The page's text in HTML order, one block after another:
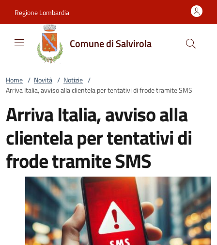
Regione Lombardia
Comune di Salvirola
Home / Novità / Notizie /
Arriva Italia, avviso alla clientela per tentativi di frode tramite SMS
Arriva Italia, avviso alla
clientela per tentativi di
frode tramite SMS